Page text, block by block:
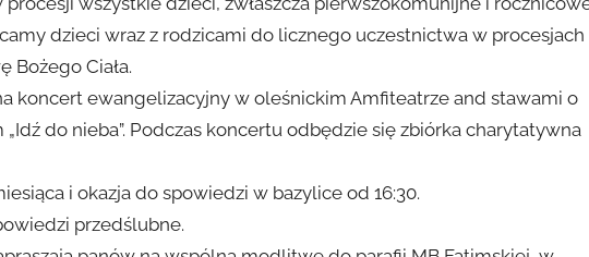
procesji wszystkie dzieci, zwłaszcza pierwszokomunijne i rocznicowe
dzieci wraz z rodzicami do licznego uczestnictwa w procesjach
Bożego Ciała.
koncert ewangelizacyjny w oleśnickim Amfiteatrze and stawami o
do nieba”. Podczas koncertu odbędzie się zbiórka charytatywna
i okazja do spowiedzi w bazylice od 16:30.
przedślubne.